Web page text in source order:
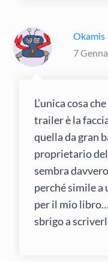
Okamis
7
L’unica cosa
trailer è la
quella da gran
proprietario del
sembra
perché simile a
per il mio libro…
sbrigo a